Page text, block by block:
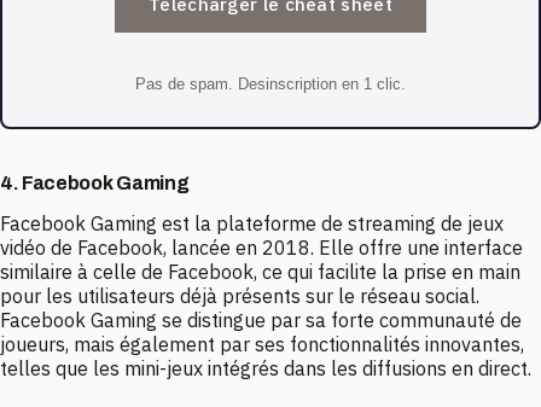
Telecharger le cheat sheet
Pas de spam. Desinscription en 1 clic.
4. Facebook Gaming
Facebook Gaming est la plateforme de streaming de jeux
vidéo de Facebook, lancée en 2018. Elle offre une interface
similaire à celle de Facebook, ce qui facilite la prise en main
pour les utilisateurs déjà présents sur le réseau social.
Facebook Gaming se distingue par sa forte communauté de
joueurs, mais également par ses fonctionnalités innovantes,
telles que les mini-jeux intégrés dans les diffusions en direct.